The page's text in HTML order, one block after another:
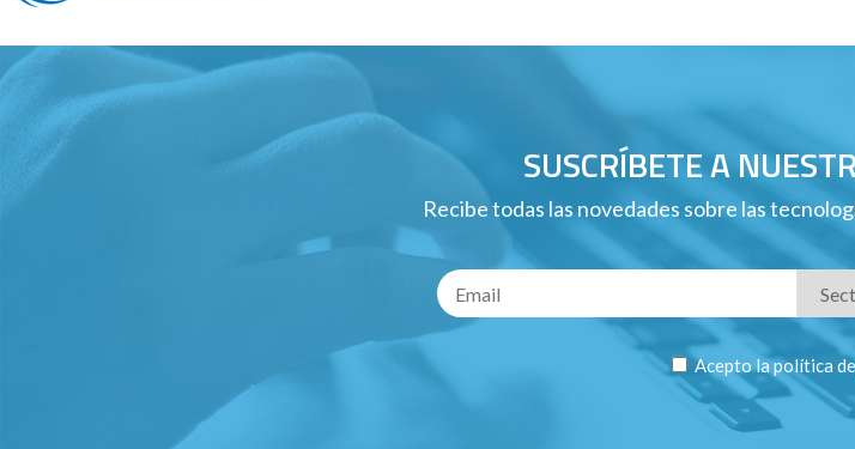
SUSCRÍBETE A
Recibe todas las novedades sobre las
Acepto lapolítica